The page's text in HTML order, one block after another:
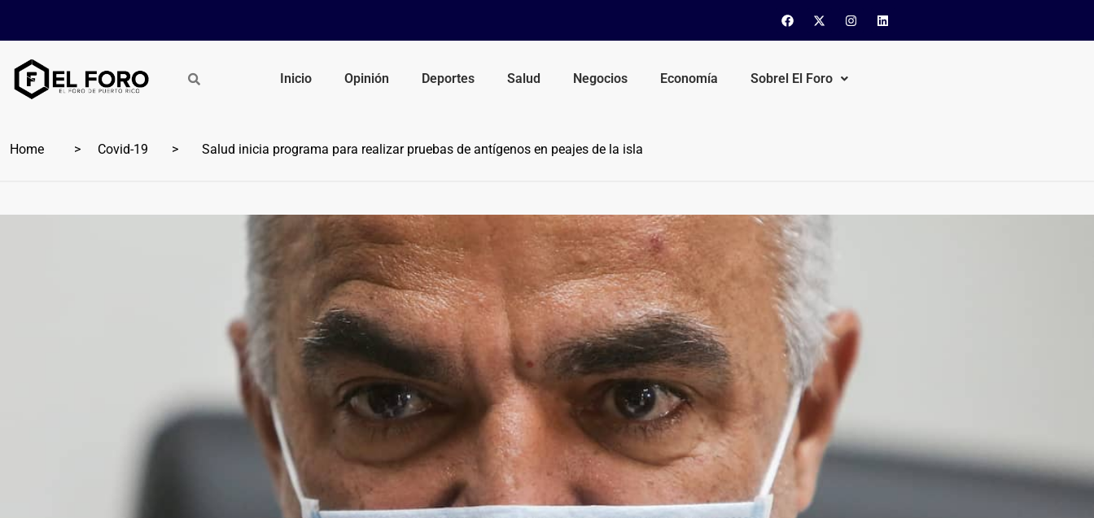
Inicio Opinión Deportes Salud Negocios Economía Sobrel El Foro
Home Covid-19 Salud inicia programa para realizar pruebas de antígenos en peajes de la isla